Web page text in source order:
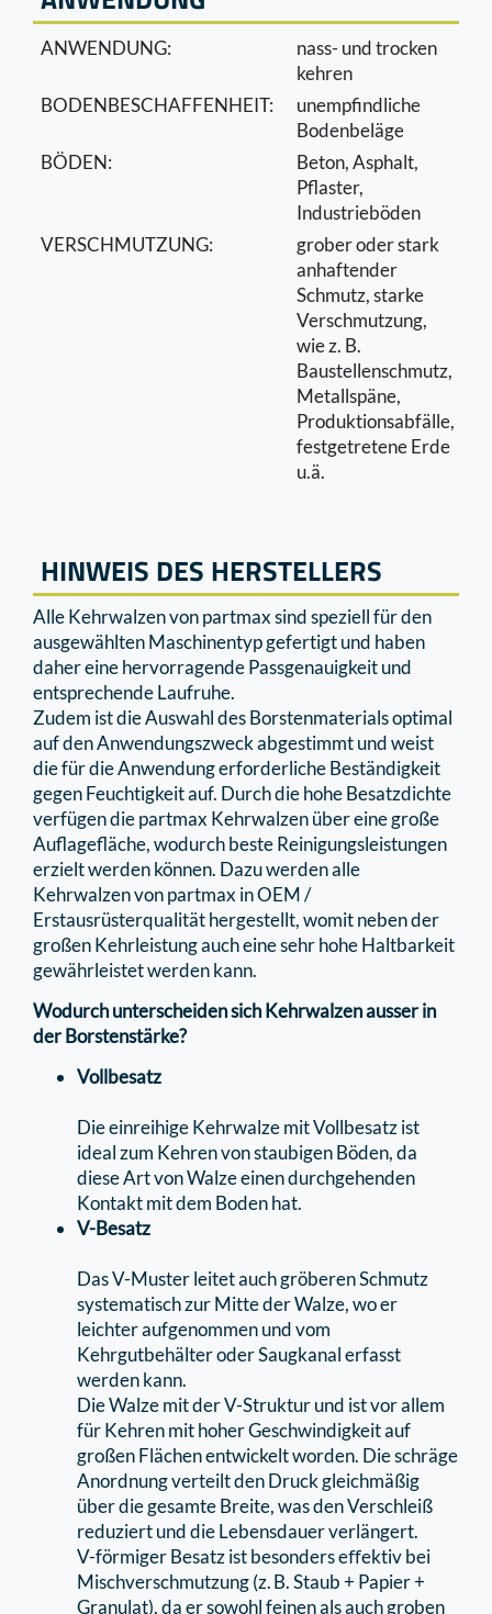
ANWENDUNG:
nass- und trocken
kehren
BODENBESCHAFFENHEIT:
unempﬁndliche
Bodenbeläge
BÖDEN:
Beton, Asphalt,
Pﬂaster,
Industrieböden
VERSCHMUTZUNG:
grober oder stark
anhaftender
Schmutz, starke
Verschmutzung,
wie z. B.
Baustellenschmutz,
Metallspäne,
Produktionsabfälle,
festgetretene Erde
u.ä.
HINWEIS DES HERSTELLERS
Alle Kehrwalzen von partmax sind speziell für den
ausgewählten Maschinentyp gefertigt und haben
daher eine hervorragende Passgenauigkeit und
entsprechende Laufruhe.
Zudem ist die Auswahl des Borstenmaterials optimal
auf den Anwendungszweck abgestimmt und weist
die für die Anwendung erforderliche Beständigkeit
gegen Feuchtigkeit auf. Durch die hohe Besatzdichte
verfügen die partmax Kehrwalzen über eine große
Auﬂageﬂäche, wodurch beste Reinigungsleistungen
erzielt werden können. Dazu werden alle
Kehrwalzen von partmax in OEM /
Erstausrüsterqualität hergestellt, womit neben der
großen Kehrleistung auch eine sehr hohe Haltbarkeit
gewährleistet werden kann.
Wodurch unterscheiden sich Kehrwalzen ausser in
der Borstenstärke?
Vollbesatz
Die einreihige Kehrwalze mit Vollbesatz ist
ideal zum Kehren von staubigen Böden, da
diese Art von Walze einen durchgehenden
Kontakt mit dem Boden hat.
V-Besatz
Das V-Muster leitet auch gröberen Schmutz
systematisch zur Mitte der Walze, wo er
leichter aufgenommen und vom
Kehrgutbehälter oder Saugkanal erfasst
werden kann.
Die Walze mit der V-Struktur und ist vor allem
für Kehren mit hoher Geschwindigkeit auf
großen Flächen entwickelt worden. Die schräge
Anordnung verteilt den Druck gleichmäßig
über die gesamte Breite, was den Verschleiß
reduziert und die Lebensdauer verlängert.
V-förmiger Besatz ist besonders eﬀektiv bei
Mischverschmutzung (z. B. Staub + Papier +
Granulat), da er sowohl feinen als auch groben